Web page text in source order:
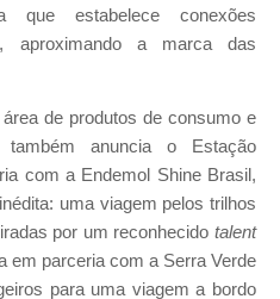
que estabelece conexões
aproximando a marca das
de produtos de consumo e
também anuncia o Estação
com a Endemol Shine Brasil,
uma viagem pelos trilhos
por um reconhecido talent
em parceria com a Serra Verde
para uma viagem a bordo